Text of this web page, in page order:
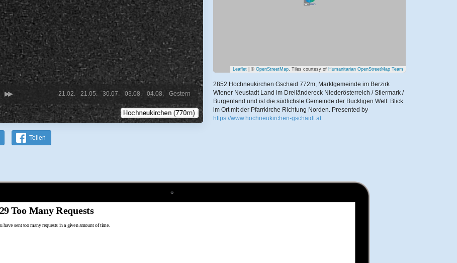
Gestern
04.08.
03.08.
30.07.
21.05.
21.02.
Leaflet| © OpenStreetMap, Tiles courtesy of Humanitarian OpenStreetMap Team
2852 Hochneukirchen Gschaid 772m, Marktgemeinde im Berzirk
Wiener Neustadt Land im Dreiländereck Niederösterreich / Stiermark /
Burgenland und ist die südlichste Gemeinde der Buckligen Welt. Blick
im Ort mit der Pfarrkirche Richtung Norden. Presented by
https://www.hochneukirchen-gschaidt.at.
Teilen